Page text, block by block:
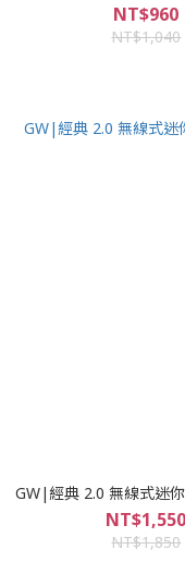
NT$960
NT$1,040
GW|經典 2.0 無線式迷
NT$1,550
NT$1,850